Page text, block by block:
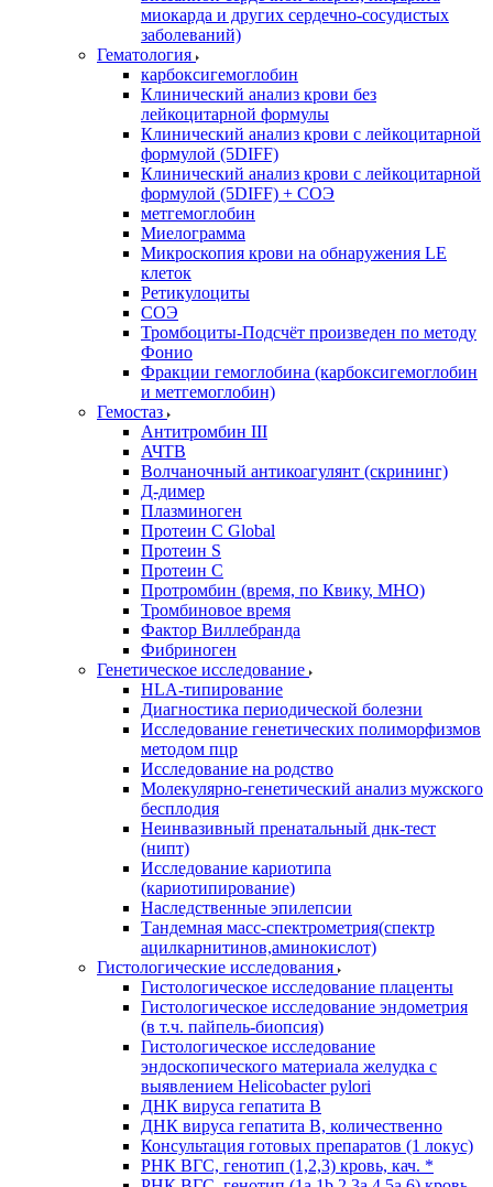
миокарда и других сердечно-сосудистых
заболеваний)
Гематология
карбоксигемоглобин
Клинический анализ крови без
лейкоцитарной формулы
Клинический анализ крови с лейкоцитарной
формулой (5DIFF)
Клинический анализ крови с лейкоцитарной
формулой (5DIFF) + СОЭ
метгемоглобин
Миелограмма
Микроскопия крови на обнаружения LE
клеток
Ретикулоциты
СОЭ
Тромбоциты-Подсчёт произведен по методу
Фонио
Фракции гемоглобина (карбоксигемоглобин
и метгемоглобин)
Гемостаз
Антитромбин III
АЧТВ
Волчаночный антикоагулянт (скрининг)
Д-димер
Плазминоген
Протеин C Global
Протеин S
Протеин С
Протромбин (время, по Квику, МНО)
Тромбиновое время
Фактор Виллебранда
Фибриноген
Генетическое исследование
HLA-типирование
Диагностика периодической болезни
Исследование генетических полиморфизмов
методом пцр
Исследование на родство
Молекулярно-генетический анализ мужского
бесплодия
Неинвазивный пренатальный днк-тест
(нипт)
Исследование кариотипа
(кариотипирование)
Наследственные эпилепсии
Тандемная масс-спектрометрия(спектр
ацилкарнитинов,аминокислот)
Гистологические исследования
Гистологическое исследование плаценты
Гистологическое исследование эндометрия
(в т.ч. пайпель-биопсия)
Гистологическое исследование
эндоскопического материала желудка с
выявлением Helicobacter pylori
ДНК вируса гепатита B
ДНК вируса гепатита B, количественно
Консультация готовых препаратов (1 локус)
РНК ВГC, генотип (1,2,3) кровь, кач. *